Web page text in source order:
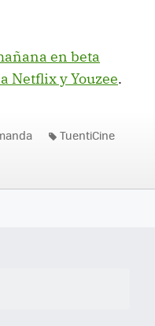
en beta
Netflix y Youzee.
TuentiCine